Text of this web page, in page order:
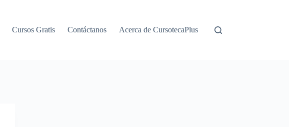
Cursos Gratis Contáctanos Acerca de CursotecaPlus